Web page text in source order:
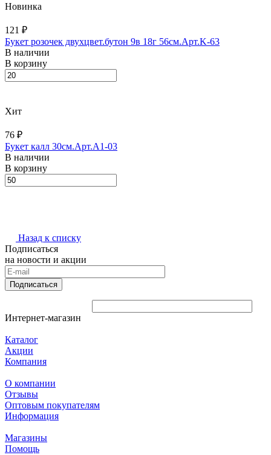
Новинка
121 ₽
Букет розочек двухцвет.бутон 9в 18г 56см.Арт.K-63
В наличии
В корзину
Хит
76 ₽
Букет калл 30см.Арт.A1-03
В наличии
В корзину
Назад к списку
Подписаться
на новости и акции
Подписаться
Интернет-магазин
Каталог
Акции
Компания
О компании
Отзывы
Оптовым покупателям
Информация
Магазины
Помощь